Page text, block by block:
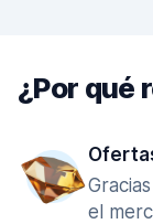
¿Por qué
el